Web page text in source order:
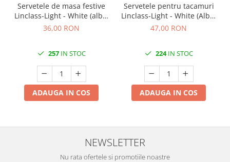
DECOR MOS NICOLAE
TEMATICA FLORALA
DECOR BABY SHOWER
MINI BAX 1+1 GRATUIT
CUMPARA LA PALET
Servetele de masa festive
Linclass-Light - White (albe)
/ 40 x 40 cm / 50 buc
36,00 RON
257IN STOC
ADAUGA IN COS
Servetele pentru tacamuri
Linclass-Light - White (Albe)
/ 40 x 33 cm / 75 buc
47,00 RON
224IN STOC
ADAUGA IN COS
NEWSLETTER
Nu rata ofertele si promotiile noastre